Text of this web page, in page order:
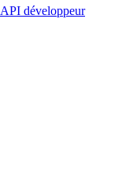
API développeur